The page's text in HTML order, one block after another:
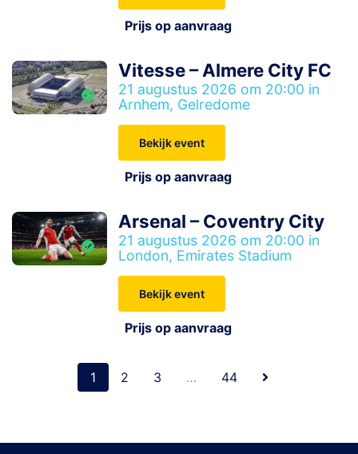
Prijs op aanvraag
Vitesse – Almere City FC
21 augustus 2026 om 20:00 in
Arnhem, Gelredome
Bekijk event
Prijs op aanvraag
Arsenal – Coventry City
21 augustus 2026 om 20:00 in
London, Emirates Stadium
Bekijk event
Prijs op aanvraag
1 2 3 … 44